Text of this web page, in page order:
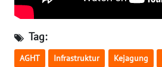
Tag:
AGHT Infrastruktur Kejagung
WN
WN